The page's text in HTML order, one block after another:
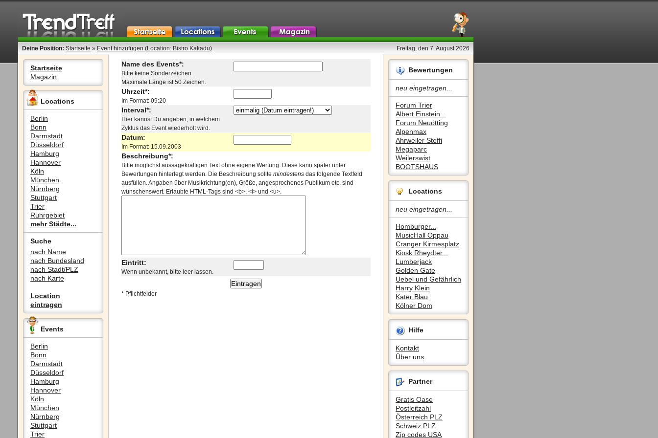
Deine Position: Startseite » Event hinzufügen (Location: Bistro Kakadu) Freitag, den 7. August 2026
Startseite
Magazin
Locations
Berlin
Bonn
Darmstadt
Düsseldorf
Hamburg
Hannover
Köln
München
Nürnberg
Stuttgart
Trier
Ruhrgebiet
mehr Städte...
Suche
nach Name
nach Bundesland
nach Stadt/PLZ
nach Karte
Location
eintragen
Events
Berlin
Bonn
Darmstadt
Düsseldorf
Hamburg
Hannover
Köln
München
Nürnberg
Stuttgart
Trier
Bewertungen
neu eingetragen...
Forum Trier
Albert Einstein...
Forum Neuötting
Alpenmax
Ahrweiler Steffi
Megaparc
Weilerswist
BOOTSHAUS
Locations
neu eingetragen...
Homburger...
MusicHall Oppau
Cranger Kirmesplatz
Kiosk Rheydter...
Lumberjack
Golden Gate
Uebel und Gefährlich
Harry Klein
Kater Blau
Kölner Dom
Hilfe
Kontakt
Über uns
Partner
Gratis Oase
Postleitzahl
Österreich PLZ
Schweiz PLZ
Zip codes USA
Name des Events*:
Bitte keine Sonderzeichen.
Maximale Länge ist 50 Zeichen.
Uhrzeit*:
Im Format: 09:20
Interval*:
Hier kannst Du angeben, in welchem
Zyklus das Event wiederholt wird.
Datum:
Im Format: 15.09.2003
Beschreibung*:
Bitte möglichst aussagekräftigen Text ohne eigene Wertung. Diese kann später unter
Bewertungen hinterlegt werden. Die Beschreibung sollte mindestens das folgende Textfeld
ausfüllen. Angaben über Musikrichtung(en), Größe, angesprochenes Publikum etc. sind
wünschenswert. Erlaubte HTML-Tags sind <b>, <i> und <u>.
Eintritt:
Wenn unbekannt, bitte leer lassen.
* Pflichtfelder